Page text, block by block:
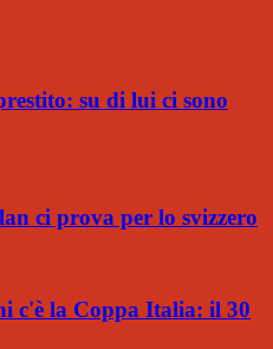
su di lui ci sono
ci prova per lo svizzero
c'è la Coppa Italia: il 30